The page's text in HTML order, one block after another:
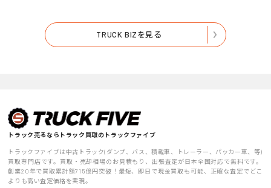
TRUCK BIZを見る
トラック売るならトラック買取のトラックファイブ
トラックファイブは中古トラック(ダンプ、バス、積載車、トレーラー、パッカー車、等)
買取専門店です。買取・売却相場のお見積もり、出張査定が日本全国対応で無料です。
創業20年で買取累計額715億円突破！最短、即日で現金買取も可能、正確な査定でどこ
よりも高い査定価格を実現。